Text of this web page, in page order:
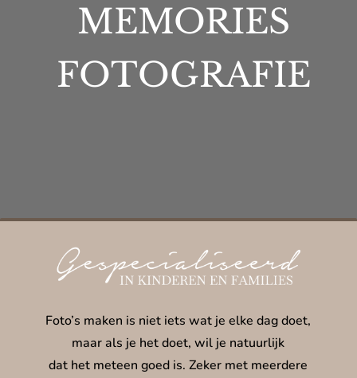
MEMORIES
FOTOGRAFIE
Foto’s maken is niet iets wat je elke dag doet,
maar als je het doet, wil je natuurlijk
dat het meteen goed is. Zeker met meerdere